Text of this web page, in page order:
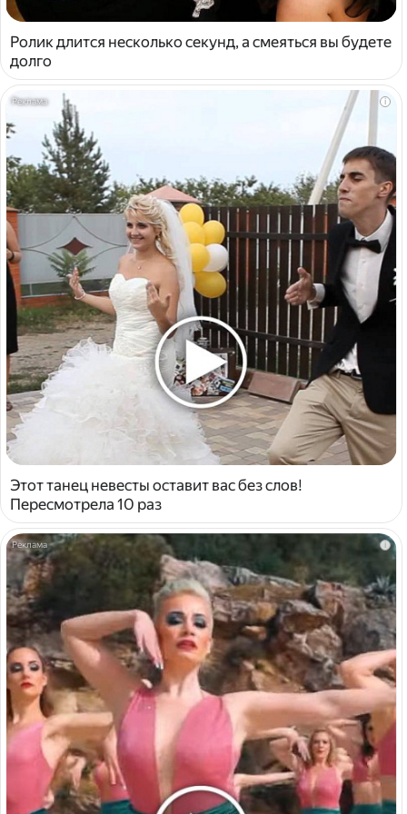
Ролик длится несколько секунд, а смеяться вы будете
долго
i
Этот танец невесты оставит вас без слов!
Пересмотрела 10 раз
i